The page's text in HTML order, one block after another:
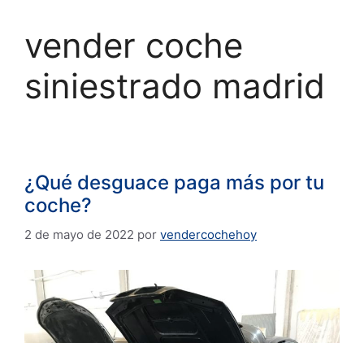
vender coche
siniestrado madrid
¿Qué desguace paga más por tu
coche?
2 de mayo de 2022 por vendercochehoy